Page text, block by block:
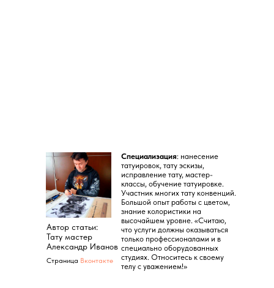
Автор статьи:
Тату мастер
Александр Иванов
Специализация: нанесение
татуировок, тату эскизы,
исправление тату, мастер-
классы, обучение татуировке.
Участник многих тату конвенций.
Большой опыт работы с цветом,
знание колористики на
высочайшем уровне. «Считаю,
что услуги должны оказываться
только профессионалами и в
специально оборудованных
студиях. Относитесь к своему
телу с уважением!»
Страница Вконтакте